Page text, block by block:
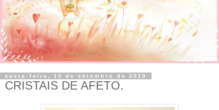
sexta-feira, 10 de setembro de 2010
CRISTAIS DE AFETO.